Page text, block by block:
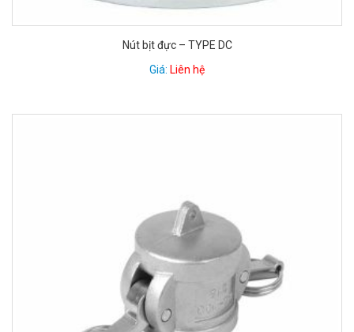
Nút bịt đực – TYPE DC
Giá: Liên hệ